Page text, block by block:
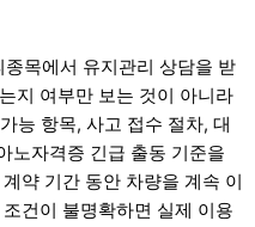
목에서 유지관리 상담을 받
지 여부만 보는 것이 아니라
능 항목, 사고 접수 절차, 대
노자격증 긴급 출동 기준을
약 기간 동안 차량을 계속 이
건이 불명확하면 실제 이용